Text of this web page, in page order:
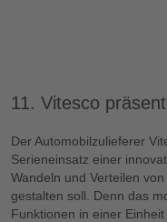
11. Vitesco
Der Automobilzulieferer
Serieneinsatz einer
Wandeln und Verteilen
gestalten soll. Denn das
Funktionen in einer